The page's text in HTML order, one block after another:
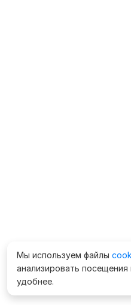
Мы используем файлы
анализировать посещения
удобнее.